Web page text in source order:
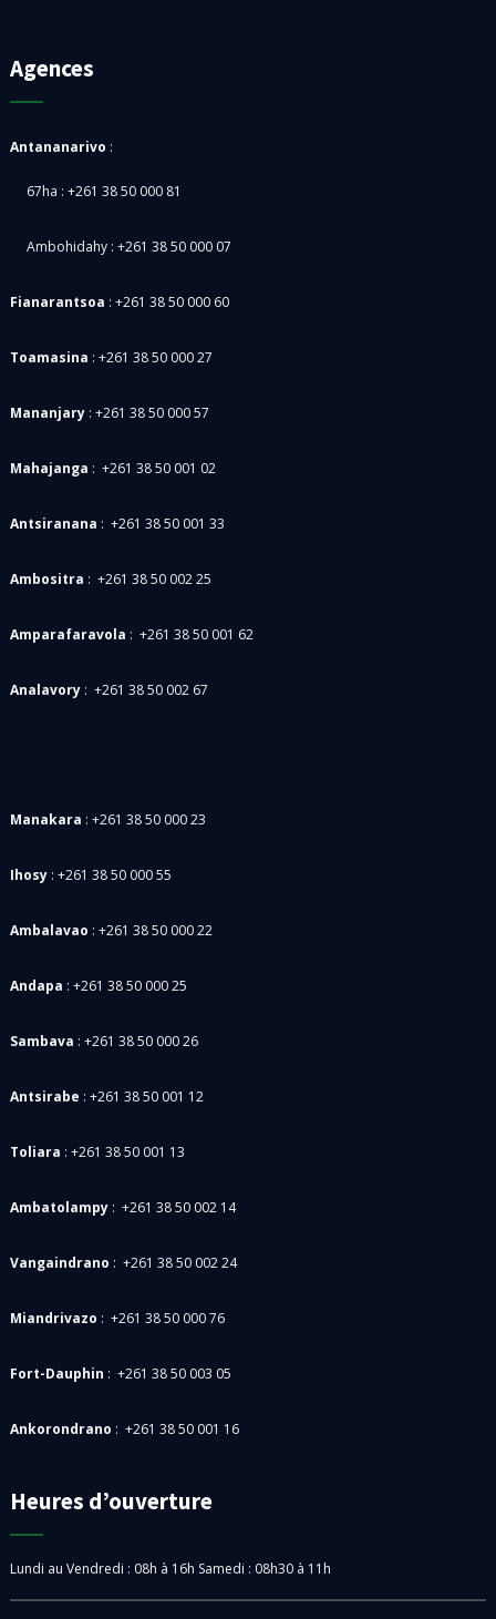
Agences
Antananarivo :
67ha : +261 38 50 000 81
Ambohidahy : +261 38 50 000 07
Fianarantsoa : +261 38 50 000 60
Toamasina : +261 38 50 000 27
Mananjary : +261 38 50 000 57
Mahajanga : +261 38 50 001 02
Antsiranana : +261 38 50 001 33
Ambositra : +261 38 50 002 25
Amparafaravola : +261 38 50 001 62
Analavory : +261 38 50 002 67
Manakara : +261 38 50 000 23
Ihosy : +261 38 50 000 55
Ambalavao : +261 38 50 000 22
Andapa : +261 38 50 000 25
Sambava : +261 38 50 000 26
Antsirabe : +261 38 50 001 12
Toliara : +261 38 50 001 13
Ambatolampy : +261 38 50 002 14
Vangaindrano : +261 38 50 002 24
Miandrivazo : +261 38 50 000 76
Fort-Dauphin : +261 38 50 003 05
Ankorondrano : +261 38 50 001 16
Heures d’ouverture
Lundi au Vendredi : 08h à 16h Samedi : 08h30 à 11h